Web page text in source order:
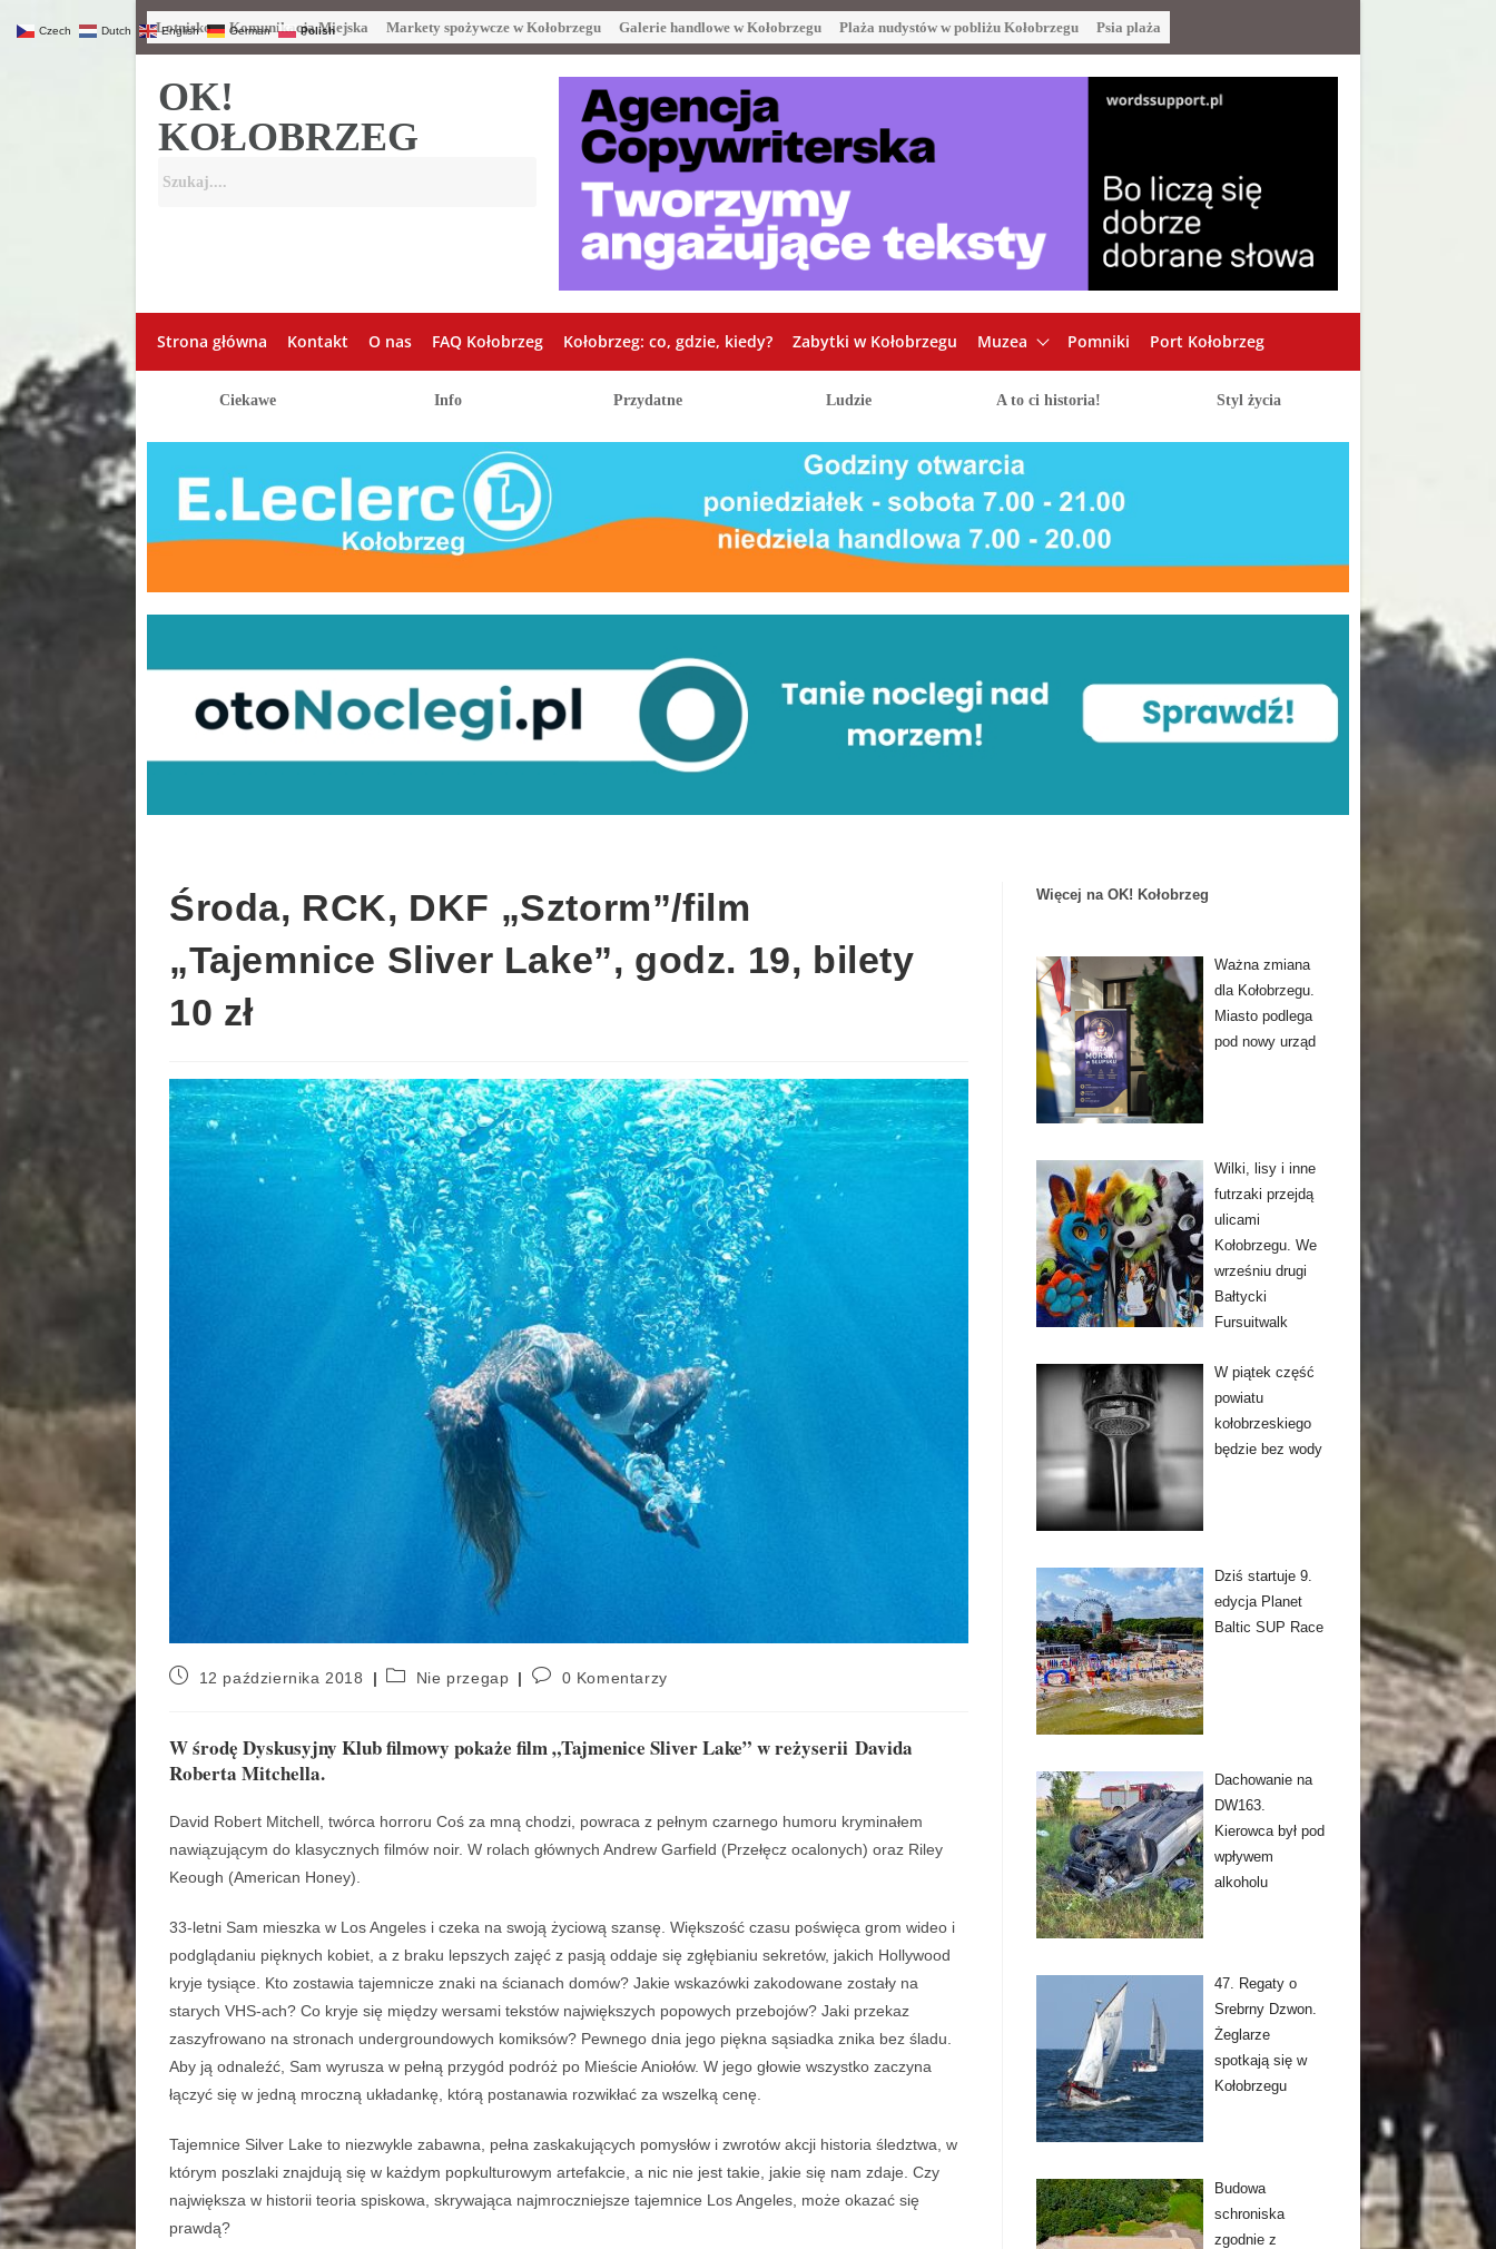
Lotnisko Komunikacja Miejska Markety spożywcze w Kołobrzegu Galerie handlowe w Kołobrzegu Plaża nudystów w pobliżu Kołobrzegu Psia plaża
OK!
KOŁOBRZEG
Strona główna Kontakt O nas FAQ Kołobrzeg Kołobrzeg: co, gdzie, kiedy? Zabytki w Kołobrzegu Muzea Pomniki Port Kołobrzeg
Ciekawe Info Przydatne Ludzie A to ci historia! Styl życia
Środa, RCK, DKF „Sztorm”/film
„Tajemnice Sliver Lake”, godz. 19, bilety
10 zł
12 października 2018 Nie przegap 0 Komentarzy
W środę Dyskusyjny Klub filmowy pokaże film „Tajmenice Sliver Lake” w reżyserii Davida
Roberta Mitchella.
David Robert Mitchell, twórca horroru Coś za mną chodzi, powraca z pełnym czarnego humoru kryminałem
nawiązującym do klasycznych filmów noir. W rolach głównych Andrew Garfield (Przełęcz ocalonych) oraz Riley
Keough (American Honey).
33-letni Sam mieszka w Los Angeles i czeka na swoją życiową szansę. Większość czasu poświęca grom wideo i
podglądaniu pięknych kobiet, a z braku lepszych zajęć z pasją oddaje się zgłębianiu sekretów, jakich Hollywood
kryje tysiące. Kto zostawia tajemnicze znaki na ścianach domów? Jakie wskazówki zakodowane zostały na
starych VHS-ach? Co kryje się między wersami tekstów największych popowych przebojów? Jaki przekaz
zaszyfrowano na stronach undergroundowych komiksów? Pewnego dnia jego piękna sąsiadka znika bez śladu.
Aby ją odnaleźć, Sam wyrusza w pełną przygód podróż po Mieście Aniołów. W jego głowie wszystko zaczyna
łączyć się w jedną mroczną układankę, którą postanawia rozwikłać za wszelką cenę.
Tajemnice Silver Lake to niezwykle zabawna, pełna zaskakujących pomysłów i zwrotów akcji historia śledztwa, w
którym poszlaki znajdują się w każdym popkulturowym artefakcie, a nic nie jest takie, jakie się nam zdaje. Czy
największa w historii teoria spiskowa, skrywająca najmroczniejsze tajemnice Los Angeles, może okazać się
prawdą?
Więcej na OK! Kołobrzeg
Ważna zmiana
dla Kołobrzegu.
Miasto podlega
pod nowy urząd
Wilki, lisy i inne
futrzaki przejdą
ulicami
Kołobrzegu. We
wrześniu drugi
Bałtycki
Fursuitwalk
W piątek część
powiatu
kołobrzeskiego
będzie bez wody
Dziś startuje 9.
edycja Planet
Baltic SUP Race
Dachowanie na
DW163.
Kierowca był pod
wpływem
alkoholu
47. Regaty o
Srebrny Dzwon.
Żeglarze
spotkają się w
Kołobrzegu
Budowa
schroniska
zgodnie z
Czech Dutch English German Polish